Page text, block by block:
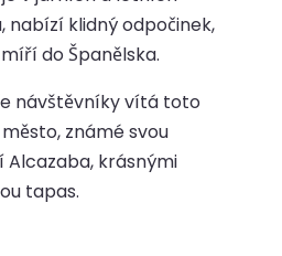
nabízí klidný odpočinek,
do Španělska.
návštěvníky vítá toto
známé svou
krásnými
tapas.